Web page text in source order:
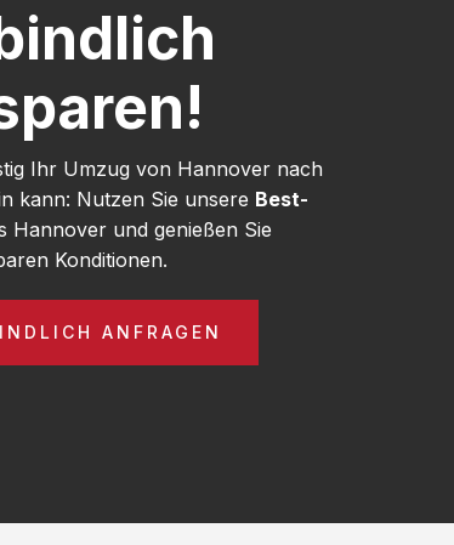
Ihr Umzug von Hannover nach
kann: Nutzen Sie unsere Best-
Hannover und genießen Sie
Konditionen.
ANFRAGEN